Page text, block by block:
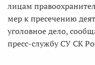
лицам
мер к пресечению
уголовное дело,
пресс-службу СУ СК